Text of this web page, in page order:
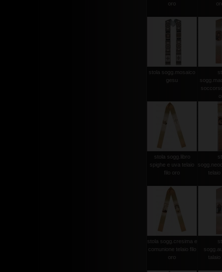
oro
stola sogg.mosaico
gesu
stola sogg.libro
spighe e uva telaio
filo oro
telaio
stola sogg.cresima e
comunione telaio filo
oro
talaio